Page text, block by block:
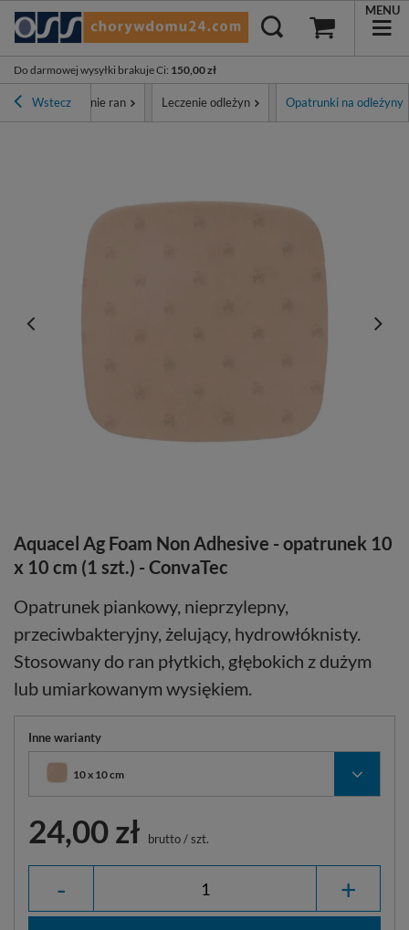
Do darmowej wysyłki brakuje Ci: 150,00 zł
MENU
Wstecz
Opatrunki i leczenie ran Leczenie odleżyn Opatrunki na odleżyny
Aquacel Ag Foam Non Adhesive - opatrunek 10
x 10 cm (1 szt.) - ConvaTec
Opatrunek piankowy, nieprzylepny,
przeciwbakteryjny, żelujący, hydrowłóknisty.
Stosowany do ran płytkich, głębokich z dużym
lub umiarkowanym wysiękiem.
Inne warianty
10 x 10 cm
24,00 zł brutto/szt.
- +